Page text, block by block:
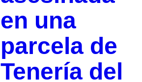
en una
parcela de
Tenería del